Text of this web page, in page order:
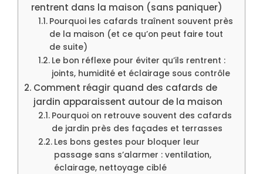
rentrent dans la maison (sans paniquer)
Pourquoi les cafards traînent souvent près
de la maison (et ce qu’on peut faire tout
de suite)
Le bon réflexe pour éviter qu’ils rentrent :
joints, humidité et éclairage sous contrôle
Comment réagir quand des cafards de
jardin apparaissent autour de la maison
Pourquoi on retrouve souvent des cafards
de jardin près des façades et terrasses
Les bons gestes pour bloquer leur
passage sans s’alarmer : ventilation,
éclairage, nettoyage ciblé